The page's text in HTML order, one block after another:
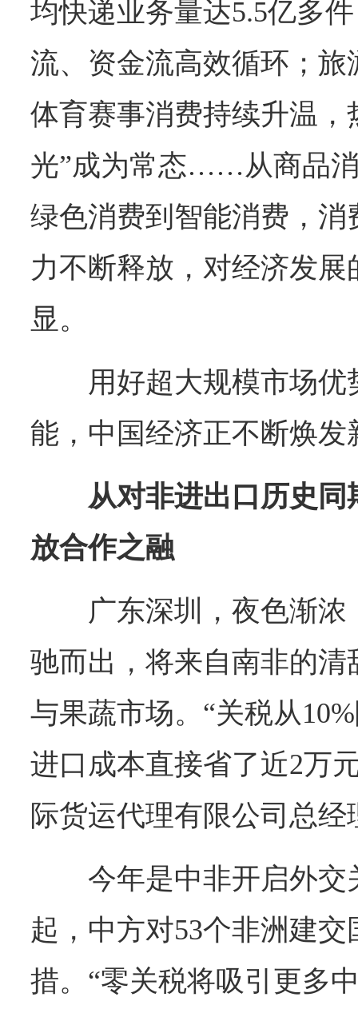
均快递业务量达5.5亿多
流、资金流高效循环；
体育赛事消费持续升温，
光”成为常态……从商品
绿色消费到智能消费，
力不断释放，对经济发
显。
用好超大规模市场
能，中国经济正不断焕
从对非进出口历史
放合作之融
广东深圳，夜色渐
驰而出，将来自南非的
与果蔬市场。“关税从
进口成本直接省了近2万
际货运代理有限公司总
今年是中非开启外交
起，中方对53个非洲建
措。“零关税将吸引更多